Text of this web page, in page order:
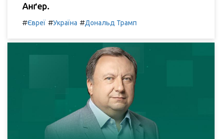
Анґер.
#Євреї #Україна #Дональд Трамп